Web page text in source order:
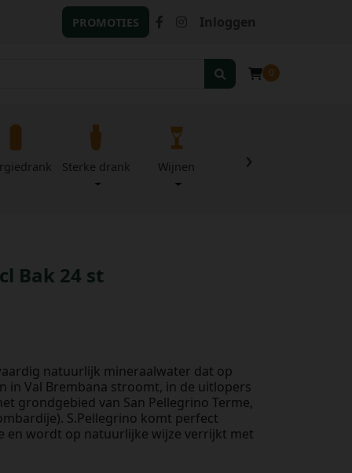
PROMOTIES Inloggen
0
Sterke drank Wijnen Zuivel
›
Bak 24 st
natuurlijk mineraalwater dat op
in Val Brembana stroomt, in de uitlopers
grondgebied van San Pellegrino Terme,
S.Pellegrino komt perfect
en wordt op natuurlijke wijze verrijkt met